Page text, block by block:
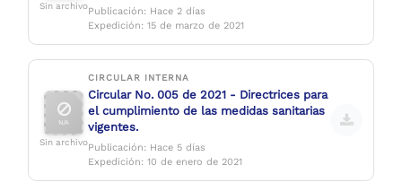
Sin archivoPublicación: Hace 2 días
Expedición: 15 de marzo de 2021
N/A
Sin archivo
CIRCULAR INTERNA
Circular No. 005 de 2021 - Directrices para
el cumplimiento de las medidas sanitarias
vigentes.
Publicación: Hace 5 días
Expedición: 10 de enero de 2021